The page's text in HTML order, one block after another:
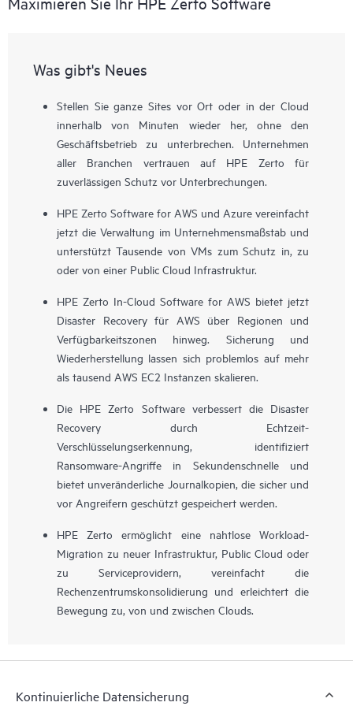
Was gibt's Neues
Stellen Sie ganze Sites vor Ort oder in der Cloud
innerhalb von Minuten wieder her, ohne den
Geschäftsbetrieb zu unterbrechen. Unternehmen
aller Branchen vertrauen auf HPE Zerto für
zuverlässigen Schutz vor Unterbrechungen.
HPE Zerto Software for AWS und Azure vereinfacht
jetzt die Verwaltung im Unternehmensmaßstab und
unterstützt Tausende von VMs zum Schutz in, zu
oder von einer Public Cloud Infrastruktur.
HPE Zerto In-Cloud Software for AWS bietet jetzt
Disaster Recovery für AWS über Regionen und
Verfügbarkeitszonen hinweg. Sicherung und
Wiederherstellung lassen sich problemlos auf mehr
als tausend AWS EC2 Instanzen skalieren.
Die HPE Zerto Software verbessert die Disaster
Recovery durch Echtzeit-
Verschlüsselungserkennung, identifiziert
Ransomware-Angriffe in Sekundenschnelle und
bietet unveränderliche Journalkopien, die sicher und
vor Angreifern geschützt gespeichert werden.
HPE Zerto ermöglicht eine nahtlose Workload-
Migration zu neuer Infrastruktur, Public Cloud oder
zu Serviceprovidern, vereinfacht die
Rechenzentrumskonsolidierung und erleichtert die
Bewegung zu, von und zwischen Clouds.
Kontinuierliche Datensicherung